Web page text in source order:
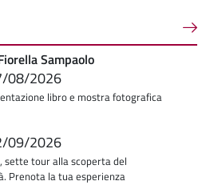
Sampaolo
08/2026
libro e mostra fotografica
09/2026
sette tour alla scoperta del
Prenota la tua esperienza